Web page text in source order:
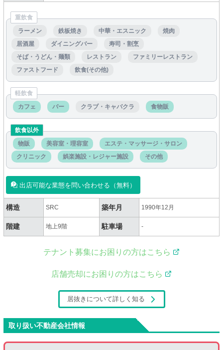
重飲食
ラーメン
鉄板焼き 中華・エスニック
焼肉
居酒屋
ダイニングバー
寿司・割烹
そば・うどん・麺類
レストラン
ファミリーレストラン
ファストフード
飲食(その他)
軽飲食
カフェ
バー クラブ・キャバクラ 食物販
飲食以外
物販
美容室・理容室
エステ・マッサージ・サロン
クリニック
娯楽施設・レジャー施設 その他
出店可能な業態を問い合わせる（無料）
構造 SRC 築年月 1990年12月
階建 地上9階 駐車場 -
テナント募集にお困りの方はこちら
店舗売却にお困りの方はこちら
居抜きについて詳しく知る
取り扱い不動産会社情報